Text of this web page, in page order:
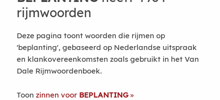
rijmwoorden
Deze pagina toont woorden die rijmen op
'beplanting', gebaseerd op Nederlandse uitspraak
en klankovereenkomsten zoals gebruikt in het Van
Dale Rijmwoordenboek.
Toon zinnen voor BEPLANTING